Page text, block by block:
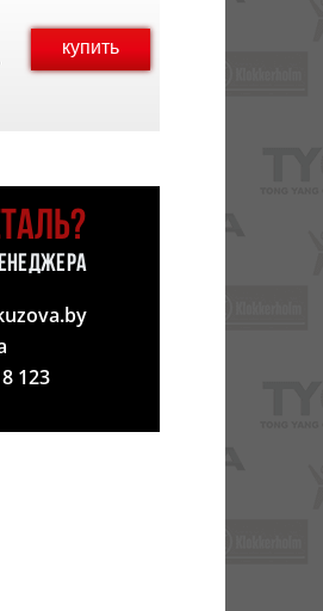
купить
123